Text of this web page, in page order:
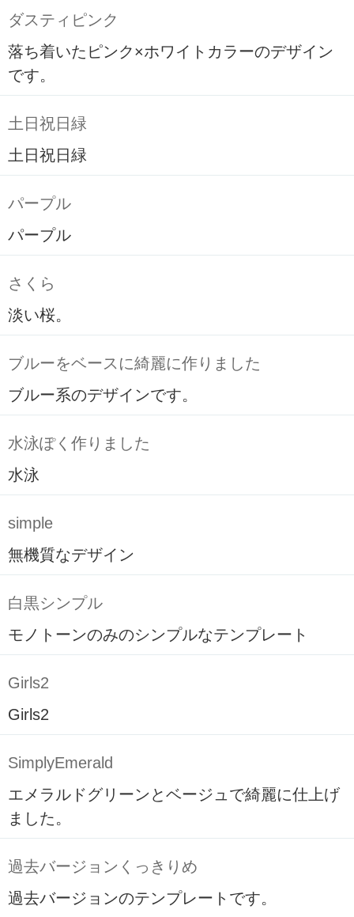
ダスティピンク
落ち着いたピンク×ホワイトカラーのデザイン
です。
土日祝日緑
土日祝日緑
パープル
パープル
さくら
淡い桜。
ブルーをベースに綺麗に作りました
ブルー系のデザインです。
水泳ぽく作りました
水泳
simple
無機質なデザイン
白黒シンプル
モノトーンのみのシンプルなテンプレート
Girls2
Girls2
SimplyEmerald
エメラルドグリーンとベージュで綺麗に仕上げ
ました。
過去バージョンくっきりめ
過去バージョンのテンプレートです。